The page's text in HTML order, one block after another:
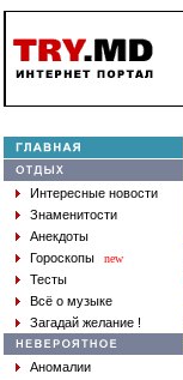
Интересные новости
Знаменитости
Анекдоты
Гороскопы
new
Тесты
Всё о музыке
Загадай желание !
Аномалии